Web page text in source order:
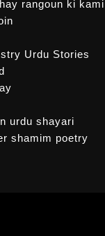
rangoun ki kami
Urdu Stories
urdu shayari
shamim poetry